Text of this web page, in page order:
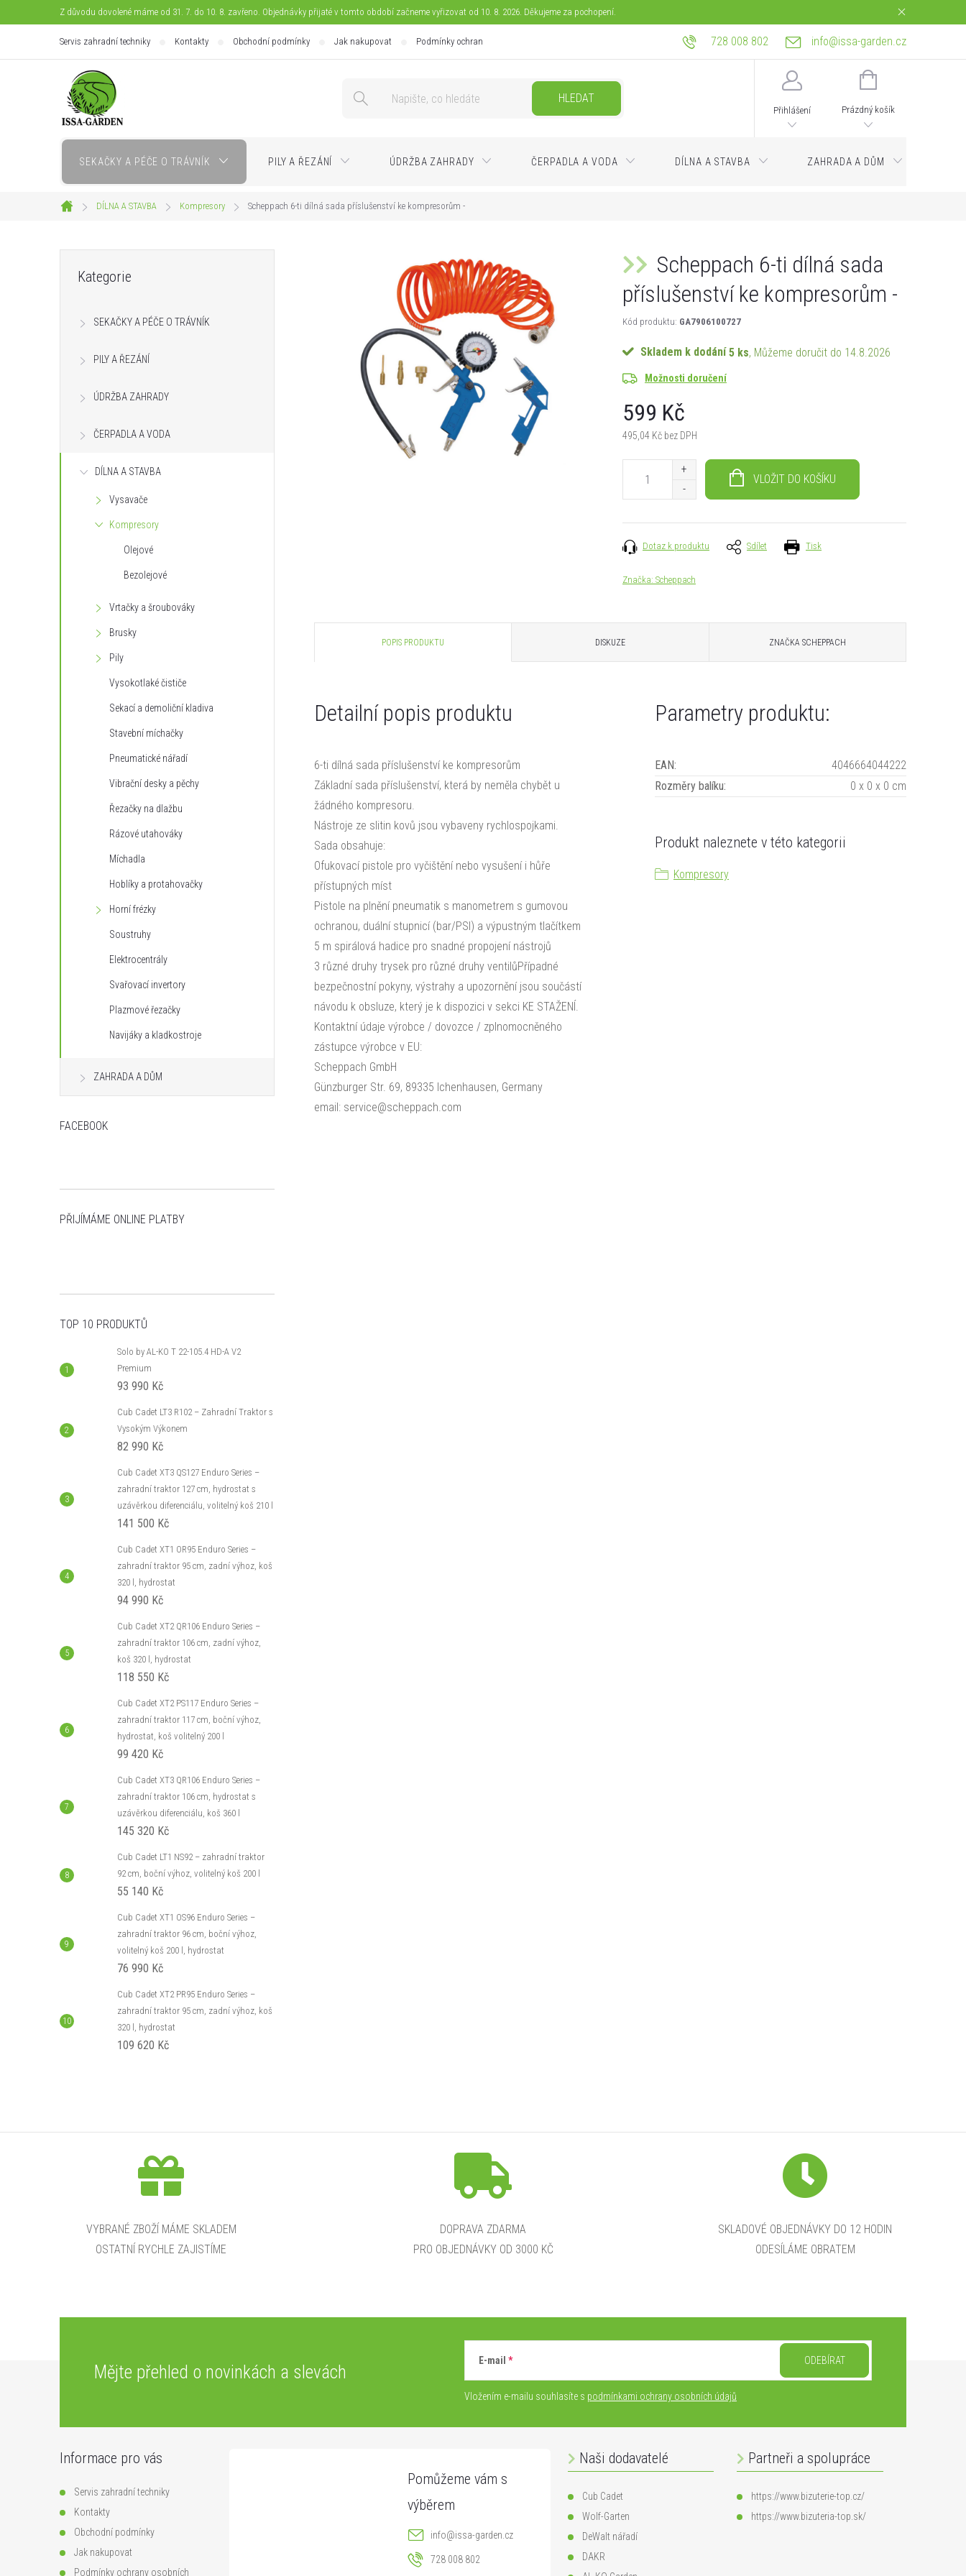
na
Z důvodu dovolené máme od 31. 7. do 10. 8. zavřeno. Objednávky přijaté v tomto období začneme vyřizovat od 10. 8. 2026. Děkujeme za pochopení.
728 008 802 info@issa-garden.cz
Servis zahradní techniky Kontakty Obchodní podmínky Jak nakupovat Podmínky ochrany osobních údajů Reklamace a práva z vadného plnění Bagrování a zemní práce
HLEDAT
Přihlášení
NÁKUPNÍ
Prázdný košík
SEKAČKY A PÉČE O TRÁVNÍK PILY A ŘEZÁNÍ ÚDRŽBA ZAHRADY ČERPADLA A VODA DÍLNA A STAVBA ZAHRADA A DŮM
Domů
DÍLNA A STAVBA Kompresory Scheppach 6-ti dílná sada příslušenství ke kompresorům -
a
kategorie
Kategorie
SEKAČKY A PÉČE O TRÁVNÍK
PILY A ŘEZÁNÍ
ÚDRŽBA ZAHRADY
ČERPADLA A VODA
DÍLNA A STAVBA
Vysavače
Kompresory
Olejové
Bezolejové
Vrtačky a šroubováky
Brusky
Pily
Vysokotlaké čističe
Sekací a demoliční kladiva
Stavební míchačky
Pneumatické nářadí
Vibrační desky a pěchy
Řezačky na dlažbu
Rázové utahováky
Míchadla
Hoblíky a protahovačky
Horní frézky
Soustruhy
Elektrocentrály
Svařovací invertory
Plazmové řezačky
Navijáky a kladkostroje
ZAHRADA A DŮM
FACEBOOK
PŘIJÍMÁME ONLINE PLATBY
TOP 10 PRODUKTŮ
Solo by AL-KO T 22-105.4 HD-A V2
Premium
93 990 Kč
Cub Cadet LT3 R102 – Zahradní Traktor s
Vysokým Výkonem
82 990 Kč
Cub Cadet XT3 QS127 Enduro Series –
zahradní traktor 127 cm, hydrostat s
uzávěrkou diferenciálu, volitelný koš 210 l
141 500 Kč
Cub Cadet XT1 OR95 Enduro Series –
zahradní traktor 95 cm, zadní výhoz, koš
320 l, hydrostat
94 990 Kč
Cub Cadet XT2 QR106 Enduro Series –
zahradní traktor 106 cm, zadní výhoz,
koš 320 l, hydrostat
118 550 Kč
Cub Cadet XT2 PS117 Enduro Series –
zahradní traktor 117 cm, boční výhoz,
hydrostat, koš volitelný 200 l
99 420 Kč
Cub Cadet XT3 QR106 Enduro Series –
zahradní traktor 106 cm, hydrostat s
uzávěrkou diferenciálu, koš 360 l
145 320 Kč
Cub Cadet LT1 NS92 – zahradní traktor
92 cm, boční výhoz, volitelný koš 200 l
55 140 Kč
Cub Cadet XT1 OS96 Enduro Series –
zahradní traktor 96 cm, boční výhoz,
volitelný koš 200 l, hydrostat
76 990 Kč
Cub Cadet XT2 PR95 Enduro Series –
zahradní traktor 95 cm, zadní výhoz, koš
320 l, hydrostat
109 620 Kč
Scheppach 6-ti dílná sada
příslušenství ke kompresorům -
Kód produktu: GA7906100727
Skladem k dodání 5 ks 14.8.2026
Možnosti doručení
599 Kč
495,04 Kč bez DPH
VLOŽIT DO KOŠÍKU
Tisk
Dotaz k produktu Sdílet
Značka: Scheppach
POPIS PRODUKTU DISKUZE ZNAČKA SCHEPPACH
Detailní popis produktu
6-ti dílná sada příslušenství ke kompresorům
Základní sada příslušenství, která by neměla chybět u
žádného kompresoru.
Nástroje ze slitin kovů jsou vybaveny rychlospojkami.
Sada obsahuje:
Ofukovací pistole pro vyčištění nebo vysušení i hůře
přístupných míst
Pistole na plnění pneumatik s manometrem s gumovou
ochranou, duální stupnicí (bar/PSI) a výpustným tlačítkem
5 m spirálová hadice pro snadné propojení nástrojů
3 různé druhy trysek pro různé druhy ventilůPřípadné
bezpečnostní pokyny, výstrahy a upozornění jsou součástí
návodu k obsluze, který je k dispozici v sekci KE STAŽENÍ.
Kontaktní údaje výrobce / dovozce / zplnomocněného
zástupce výrobce v EU:
Scheppach GmbH
Günzburger Str. 69, 89335 Ichenhausen, Germany
email: service@scheppach.com
Parametry produktu:
EAN:
4046664044222
Rozměry balíku: 0 x 0 x 0 cm
Produkt naleznete v této kategorii
Kompresory
VYBRANÉ ZBOŽÍ MÁME SKLADEM
OSTATNÍ RYCHLE ZAJISTÍME
DOPRAVA ZDARMA
PRO OBJEDNÁVKY OD 3000 KČ
SKLADOVÉ OBJEDNÁVKY DO 12 HODIN
ODESÍLÁME OBRATEM
Mějte přehled o novinkách a slevách
E-mail
Vložením e-mailu souhlasíte s podmínkami ochrany osobních údajů
ODEBÍRAT
Informace pro vás
Servis zahradní techniky
Kontakty
Obchodní podmínky
Jak nakupovat
Podmínky ochrany osobních
info@issa-garden.cz
728 008 802
Naši dodavatelé
Cub Cadet
Wolf-Garten
DeWalt nářadí
DAKR
Partneři a spolupráce
https://www.bizuterie-top.cz/
https://www.bizuteria-top.sk/